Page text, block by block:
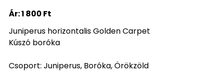
Ár:1 800 Ft
Juniperus horizontalis Golden Carpet
Kúszó boróka
Csoport: Juniperus, Boróka, Örökzöld